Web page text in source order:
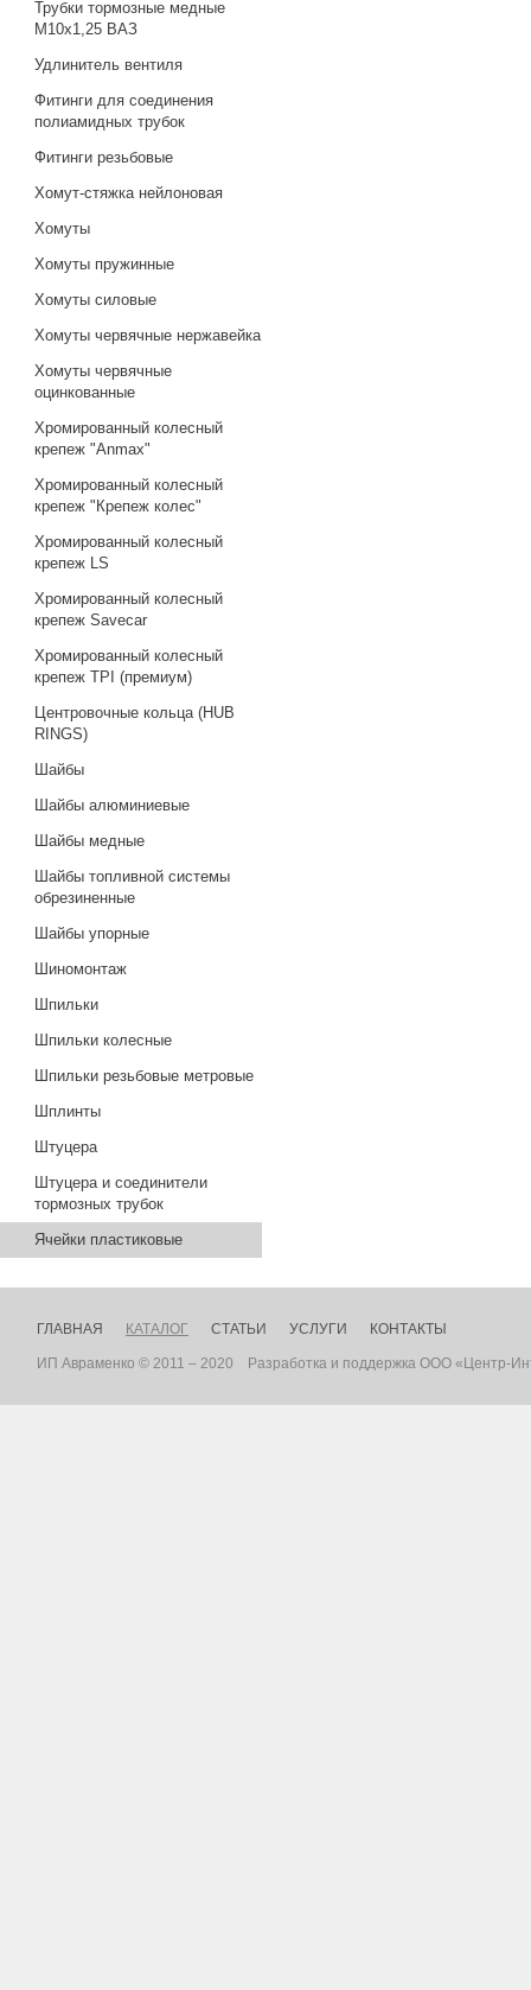
Трубки тормозные медные
М10х1,25 ВАЗ
Удлинитель вентиля
Фитинги для соединения
полиамидных трубок
Фитинги резьбовые
Хомут-стяжка нейлоновая
Хомуты
Хомуты пружинные
Хомуты силовые
Хомуты червячные нержавейка
Хомуты червячные
оцинкованные
Хромированный колесный
крепеж "Anmax"
Хромированный колесный
крепеж "Крепеж колес"
Хромированный колесный
крепеж LS
Хромированный колесный
крепеж Savecar
Хромированный колесный
крепеж TPI (премиум)
Центровочные кольца (HUB
RINGS)
Шайбы
Шайбы алюминиевые
Шайбы медные
Шайбы топливной системы
обрезиненные
Шайбы упорные
Шиномонтаж
Шпильки
Шпильки колесные
Шпильки резьбовые метровые
Шплинты
Штуцера
Штуцера и соединители
тормозных трубок
Ячейки пластиковые
ГЛАВНАЯ КАТАЛОГ СТАТЬИ УСЛУГИ КОНТАКТЫ
ИП Авраменко © 2011 – 2020 Разработка и поддержка ООО «Центр-